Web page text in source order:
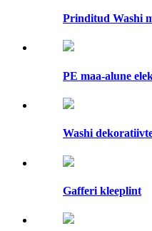
Prinditud Washi
PE maa-alune
Washi
Gafferi kleeplint